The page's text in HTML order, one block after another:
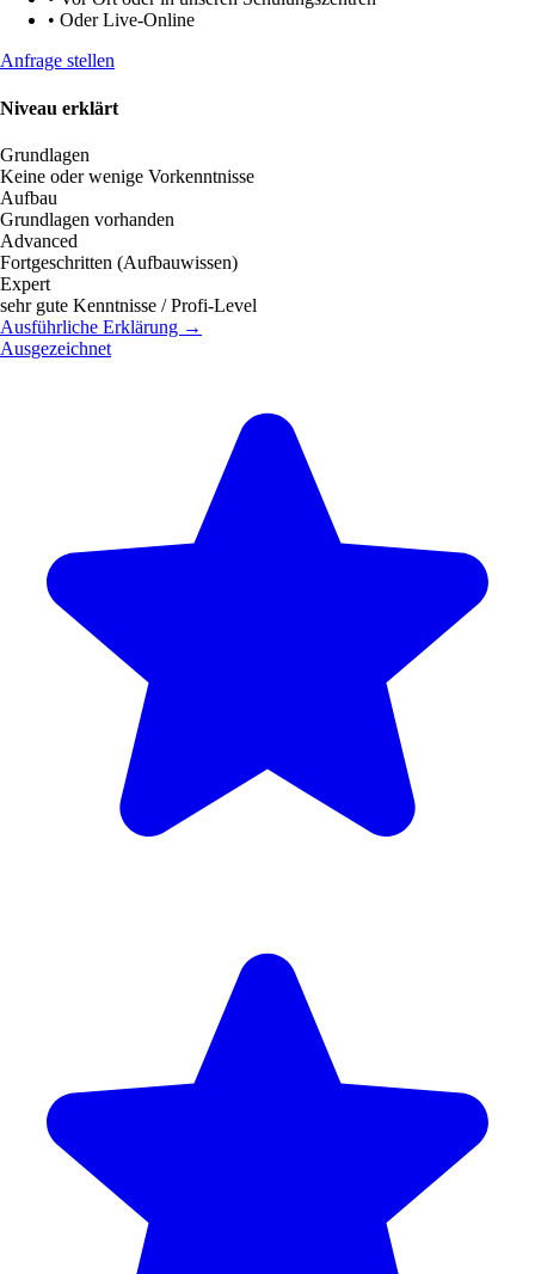
• Oder Live-Online
Anfrage stellen
Niveau erklärt
Grundlagen
Keine oder wenige Vorkenntnisse
Aufbau
Grundlagen vorhanden
Advanced
Fortgeschritten (Aufbauwissen)
Expert
sehr gute Kenntnisse / Profi-Level
Ausführliche Erklärung →
Ausgezeichnet